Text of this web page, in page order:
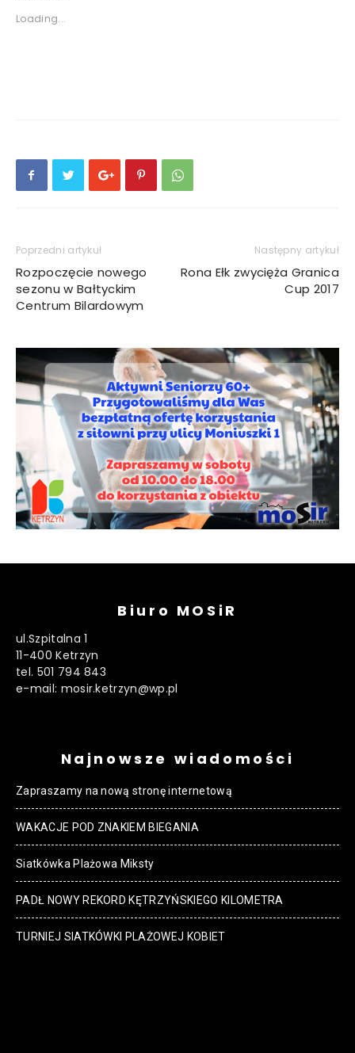
Loading...
Poprzedni artykuł
Rozpoczęcie nowego
sezonu w Bałtyckim
Centrum Bilardowym
Następny artykuł
Rona Ełk zwycięża Granica
Cup 2017
Biuro MOSiR
ul.Szpitalna 1
11-400 Ketrzyn
tel. 501 794 843
e-mail: mosir.ketrzyn@wp.pl
Najnowsze wiadomości
Zapraszamy na nową stronę internetową
WAKACJE POD ZNAKIEM BIEGANIA
Siatkówka Plażowa Miksty
PADŁ NOWY REKORD KĘTRZYŃSKIEGO KILOMETRA
TURNIEJ SIATKÓWKI PLAŻOWEJ KOBIET